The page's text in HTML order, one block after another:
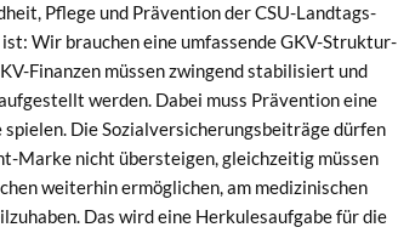
Pflege und Präven­tion der CSU-Land­tags­
Wir brauchen eine umfassende GKV-Struk­tur­
Finanzen müssen zwin­gend sta­bil­isiert und
wer­den. Dabei muss Präven­tion eine
Die Sozialver­sicherungs­beiträge dür­fen
Marke nicht über­steigen, gle­ichzeit­ig müssen
weit­er­hin ermöglichen, am medi­zinis­chen
Das wird eine Herkule­sauf­gabe für die